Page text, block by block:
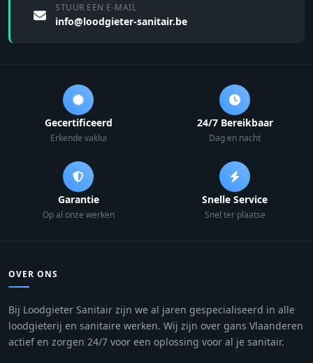
STUUR EEN E-MAIL
info@loodgieter-sanitair.be
Gecertificeerd
Erkende vaklui
24/7 Bereikbaar
Dag en nacht
Garantie
Op al onze werken
Snelle Service
Snel ter plaatse
OVER ONS
Bij Loodgieter Sanitair zijn we al jaren gespecialiseerd in alle
loodgieterij en sanitaire werken. Wij zijn over gans Vlaanderen
actief en zorgen 24/7 voor een oplossing voor al je sanitair.